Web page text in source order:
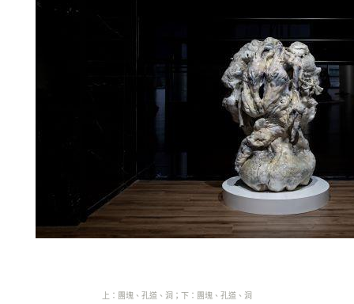
上：團塊、孔道、洞 ；下：團塊、孔道、洞